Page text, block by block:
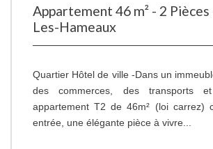
Appartement 46 m² - 2
Les-Hameaux
Quartier Hôtel de ville -Dans un
des commerces, des transports
appartement T2 de 46m² (loi carrez)
entrée, une élégante pièce à vivre...